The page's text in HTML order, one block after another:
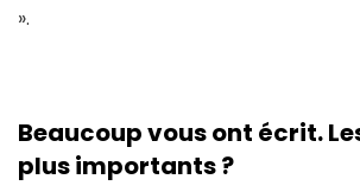
».
Beaucoup vous ont écrit.
plus importants ?